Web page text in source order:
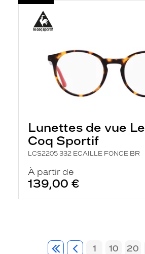
Lunettes de vue Le
Coq Sportif
LCS2205 332 ECAILLE FONCE BR
À partir de
139,00 €
1 10 20